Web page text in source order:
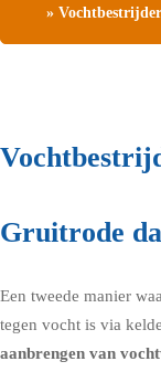
»
Gruitrode
Een tweede manier
tegen vocht is via
aanbrengen van